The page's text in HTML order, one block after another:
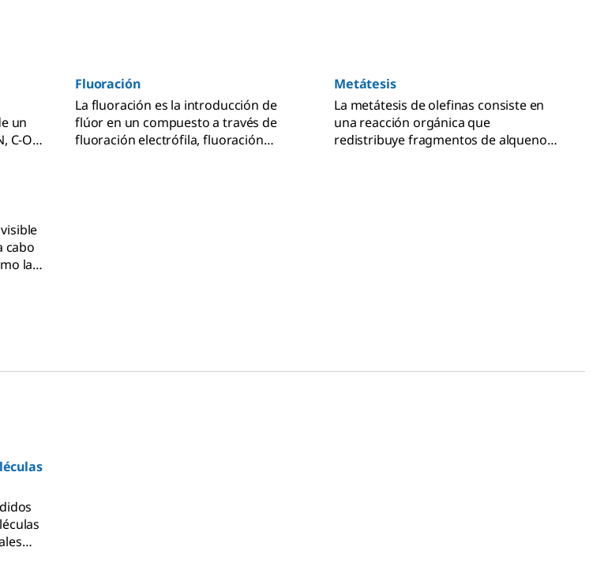
un
C-O o
Fluoración
La fluoración es la introducción de
flúor en un compuesto a través de
fluoración electrófila, fluoración
Metátesis
La metátesis de olefinas consiste en
una reacción orgánica que
redistribuye fragmentos de alquenos
cabo
las